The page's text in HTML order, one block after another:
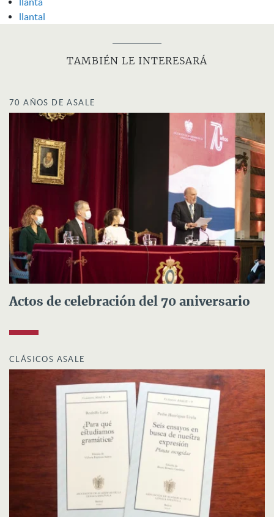
llantal
TAMBIÉN LE INTERESARÁ
70 AÑOS DE ASALE
Actos de celebración del 70 aniversario
CLÁSICOS ASALE